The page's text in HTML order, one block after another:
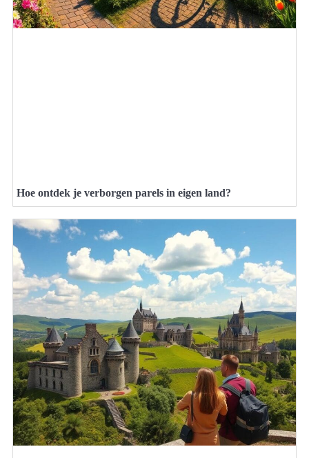
Hoe ontdek je verborgen parels in eigen land?